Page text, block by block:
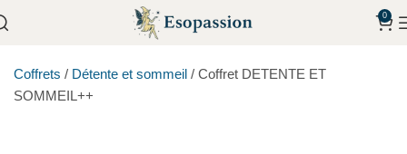
0
Coffrets / Détente et sommeil / Coffret DETENTE ET
SOMMEIL++